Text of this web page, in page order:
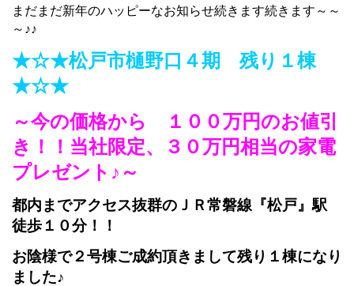
まだまだ新年のハッピーなお知らせ続きます続きます～～
～♪♪
★☆★松戸市樋野口４期 残り１棟
★☆★
～今の価格から １００万円のお値引
き！！当社限定、３０万円相当の家電
プレゼント♪～
都内までアクセス抜群のＪＲ常磐線『松戸』駅
徒歩１０分！！
お陰様で２号棟ご成約頂きまして残り１棟になり
ました♪